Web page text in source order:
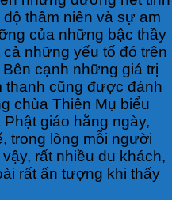
thâm niên và sự am
của những bậc thầy
những yếu tố đó trên
cạnh những giá trị
thanh cũng được đánh
chùa Thiên Mụ biểu
giáo hằng ngày,
trong lòng mỗi người
rất nhiều du khách,
rất ấn tượng khi thấy